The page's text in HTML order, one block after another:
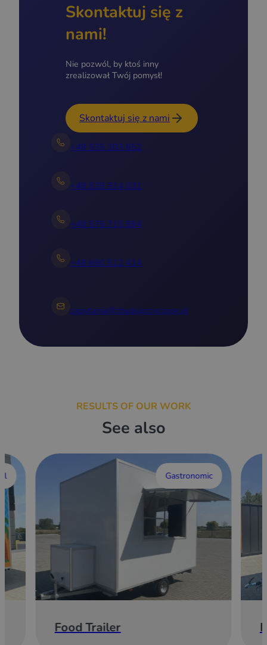
Skontaktuj się z
nami!
Nie pozwól, by ktoś inny
zrealizował Twój pomysł!
Skontaktuj się z nami
+48 535 303 652
+48 539 314 031
+48 576 715 894
+48 690 512 414
zapytania@zbudujprzyczepe.pl
RESULTS OF OUR WORK
See also
Gastronomic
Food Trailer